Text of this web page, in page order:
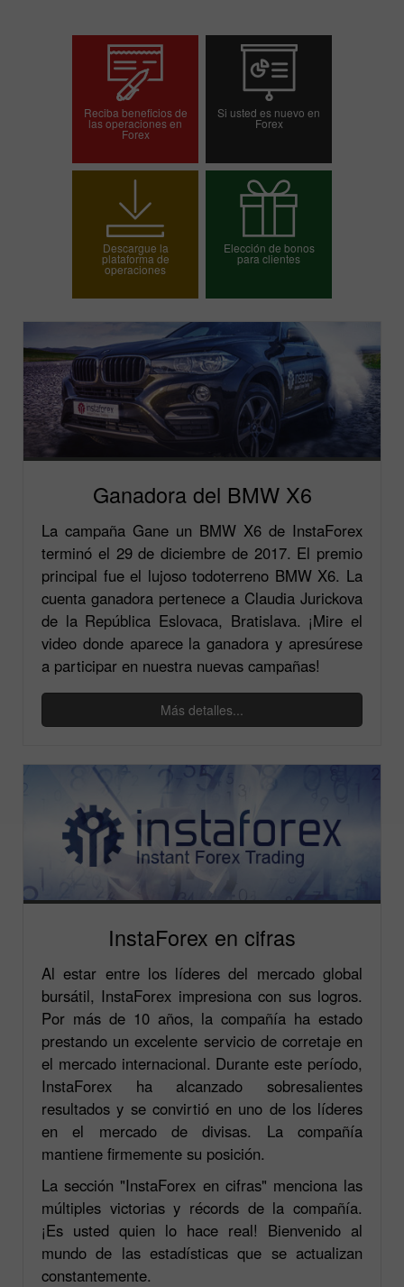
Reciba beneficios de
las operaciones en
Forex
operaciones
Si usted es nuevo en
Forex
Abrir una cuenta demo
Descargue la
plataforma de
operaciones
Elección de bonos
para clientes
Elija su bono
Ganadora del BMW X6
La campaña Gane un BMW X6 de InstaForex
terminó el 29 de diciembre de 2017. El premio
principal fue el lujoso todoterreno BMW X6. La
cuenta ganadora pertenece a Claudia Jurickova
de la República Eslovaca, Bratislava. ¡Mire el
video donde aparece la ganadora y apresúrese
a participar en nuestra nuevas campañas!
Más detalles...
InstaForex en cifras
Al estar entre los líderes del mercado global
bursátil, InstaForex impresiona con sus logros.
Por más de 10 años, la compañía ha estado
prestando un excelente servicio de corretaje en
el mercado internacional. Durante este período,
InstaForex ha alcanzado sobresalientes
resultados y se convirtió en uno de los líderes
en el mercado de divisas. La compañía
mantiene firmemente su posición.
La sección "InstaForex en cifras" menciona las
múltiples victorias y récords de la compañía.
¡Es usted quien lo hace real! Bienvenido al
mundo de las estadísticas que se actualizan
constantemente.